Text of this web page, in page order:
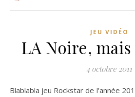
JEU VIDÉO
LA Noire, mais
4 octobre 2011
Blablabla jeu Rockstar de l'année 2011 blablabla développé